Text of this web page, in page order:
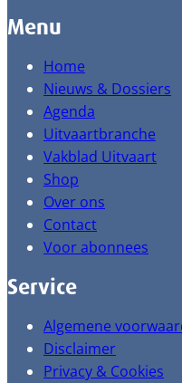
Menu
Home
Nieuws & Dossiers
Agenda
Uitvaartbranche
Vakblad Uitvaart
Shop
Over ons
Contact
Voor abonnees
Service
Algemene
Disclaimer
Privacy & Cookies